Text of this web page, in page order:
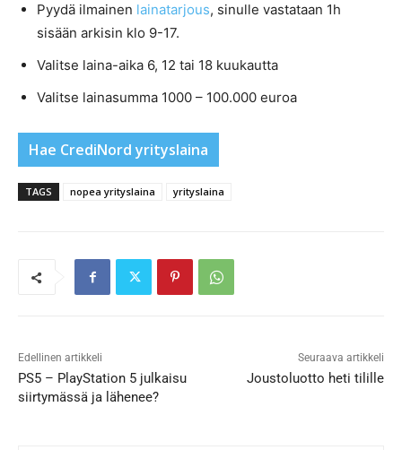
Pyydä ilmainen lainatarjous, sinulle vastataan 1h
sisään arkisin klo 9-17.
Valitse laina-aika 6, 12 tai 18 kuukautta
Valitse lainasumma 1000 – 100.000 euroa
Hae CrediNord yrityslaina
TAGS nopea yrityslaina yrityslaina
Edellinen artikkeli
PS5 – PlayStation 5 julkaisu
siirtymässä ja lähenee?
Seuraava artikkeli
Joustoluotto heti tilille